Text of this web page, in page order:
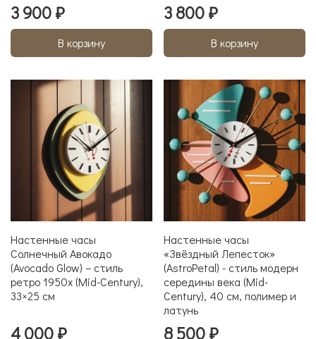
3 900 ₽
В корзину
3 800 ₽
В корзину
Настенные часы
Солнечный Авокадо
(Avocado Glow) – стиль
ретро 1950х (Mid-Century),
33×25 см
4 000 ₽
Настенные часы
«Звёздный Лепесток»
(AstroPetal) - стиль модерн
середины века (Mid-
Century), 40 см, полимер и
латунь
8 500 ₽